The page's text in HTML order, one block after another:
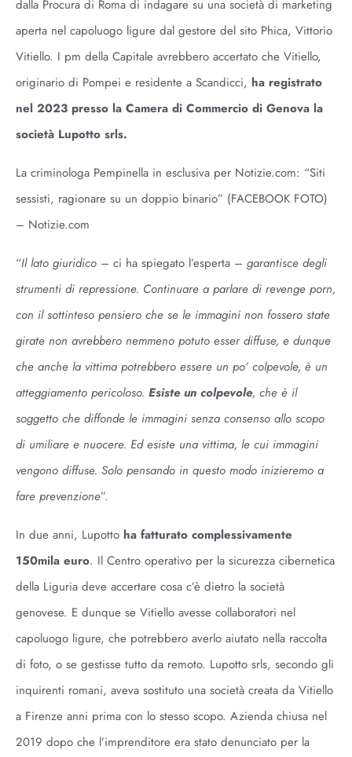
dalla Procura di Roma di indagare su una società di marketing
aperta nel capoluogo ligure dal gestore del sito Phica, Vittorio
Vitiello. I pm della Capitale avrebbero accertato che Vitiello,
originario di Pompei e residente a Scandicci, ha registrato
nel 2023 presso la Camera di Commercio di Genova la
società Lupotto srls.
La criminologa Pempinella in esclusiva per Notizie.com: “Siti
sessisti, ragionare su un doppio binario” (FACEBOOK FOTO)
– Notizie.com
“Il lato giuridico – ci ha spiegato l’esperta – garantisce degli
strumenti di repressione. Continuare a parlare di revenge porn,
con il sottinteso pensiero che se le immagini non fossero state
girate non avrebbero nemmeno potuto esser diffuse, e dunque
che anche la vittima potrebbero essere un po’ colpevole, è un
atteggiamento pericoloso. Esiste un colpevole, che è il
soggetto che diffonde le immagini senza consenso allo scopo
di umiliare e nuocere. Ed esiste una vittima, le cui immagini
vengono diffuse. Solo pensando in questo modo inizieremo a
fare prevenzione”.
In due anni, Lupotto ha fatturato complessivamente
150mila euro. Il Centro operativo per la sicurezza cibernetica
della Liguria deve accertare cosa c’è dietro la società
genovese. E dunque se Vitiello avesse collaboratori nel
capoluogo ligure, che potrebbero averlo aiutato nella raccolta
di foto, o se gestisse tutto da remoto. Lupotto srls, secondo gli
inquirenti romani, aveva sostituto una società creata da Vitiello
a Firenze anni prima con lo stesso scopo. Azienda chiusa nel
2019 dopo che l’imprenditore era stato denunciato per la